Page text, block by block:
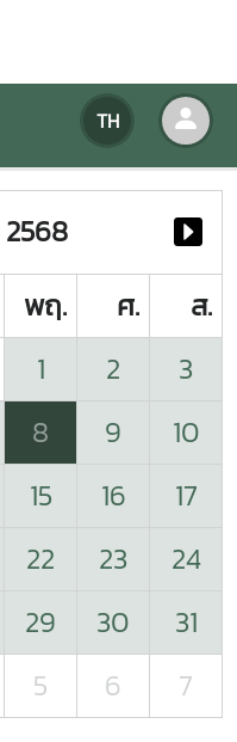
TH
วยงาน
พฤ. ศ.
ส.
1 2
3
8 9
10
15 16
17
22 23
24
29 30
31
5 6 7